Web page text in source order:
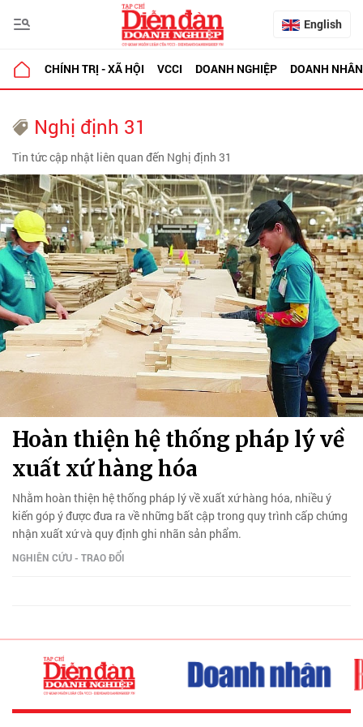
English
CHÍNH TRỊ - XÃ HỘI VCCI DOANH NGHIỆP DOANH NHÂN
Nghị định 31
Tin tức cập nhật liên quan đến Nghị định 31
Hoàn thiện hệ thống pháp lý về
xuất xứ hàng hóa
Nhằm hoàn thiện hệ thống pháp lý về xuất xứ hàng hóa, nhiều ý
kiến góp ý được đưa ra về những bất cập trong quy trình cấp chứng
nhận xuất xứ và quy định ghi nhãn sản phẩm.
NGHIÊN CỨU - TRAO ĐỔI